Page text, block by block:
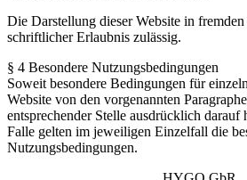
Die Darstellung dieser Website in
schriftlicher Erlaubnis zulässig.
§ 4 Besondere Nutzungsbedingungen
Soweit besondere Bedingungen für
Website von den vorgenannten
entsprechender Stelle ausdrücklich darauf
Falle gelten im jeweiligen Einzelfall die
Nutzungsbedingungen.